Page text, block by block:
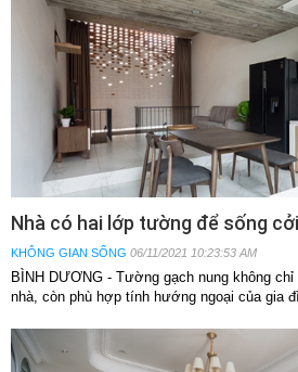
Nhà có hai lớp tường để sống
KHÔNG GIAN SỐNG 06/11/2021 10:23:53 AM
BÌNH DƯƠNG - Tường gạch nung không
nhà, còn phù hợp tính hướng ngoại của gia